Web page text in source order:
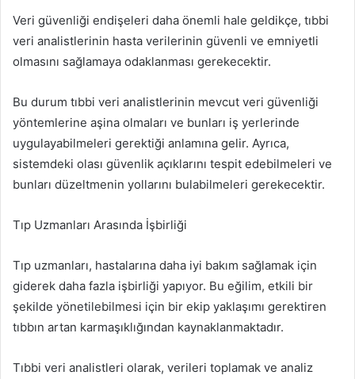
Veri güvenliği endişeleri daha önemli hale geldikçe, tıbbi
veri analistlerinin hasta verilerinin güvenli ve emniyetli
olmasını sağlamaya odaklanması gerekecektir.
Bu durum tıbbi veri analistlerinin mevcut veri güvenliği
yöntemlerine aşina olmaları ve bunları iş yerlerinde
uygulayabilmeleri gerektiği anlamına gelir. Ayrıca,
sistemdeki olası güvenlik açıklarını tespit edebilmeleri ve
bunları düzeltmenin yollarını bulabilmeleri gerekecektir.
Tıp Uzmanları Arasında İşbirliği
Tıp uzmanları, hastalarına daha iyi bakım sağlamak için
giderek daha fazla işbirliği yapıyor. Bu eğilim, etkili bir
şekilde yönetilebilmesi için bir ekip yaklaşımı gerektiren
tıbbın artan karmaşıklığından kaynaklanmaktadır.
Tıbbi veri analistleri olarak, verileri toplamak ve analiz